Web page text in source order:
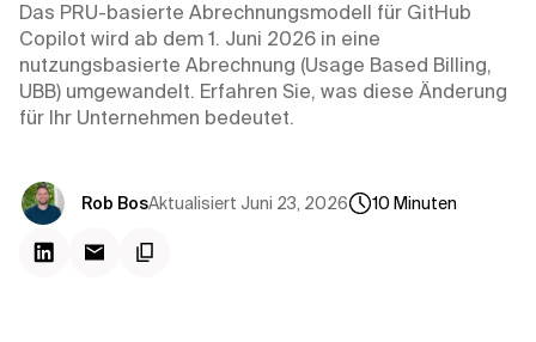
Das PRU-basierte Abrechnungsmodell für GitHub
Copilot wird ab dem 1. Juni 2026 in eine
nutzungsbasierte Abrechnung (Usage Based Billing,
UBB) umgewandelt. Erfahren Sie, was diese Änderung
für Ihr Unternehmen bedeutet.
Rob BosAktualisiert Juni 23, 2026 10 Minuten